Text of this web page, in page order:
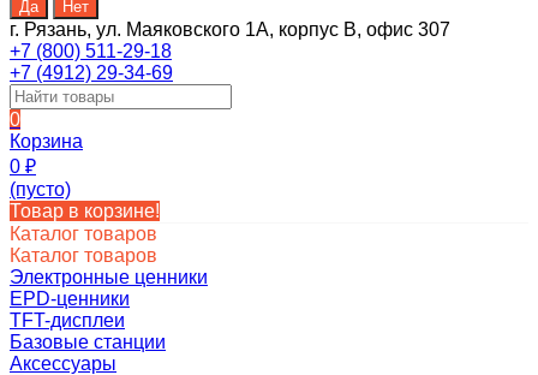
г. Рязань, ул. Маяковского 1А, корпус B, офис 307
+7 (800) 511-29-18
+7 (4912) 29-34-69
0
Корзина
0 ₽
(пусто)
Товар в корзине!
Каталог товаров
Каталог товаров
Электронные ценники
EPD-ценники
TFT-дисплеи
Базовые станции
Аксессуары